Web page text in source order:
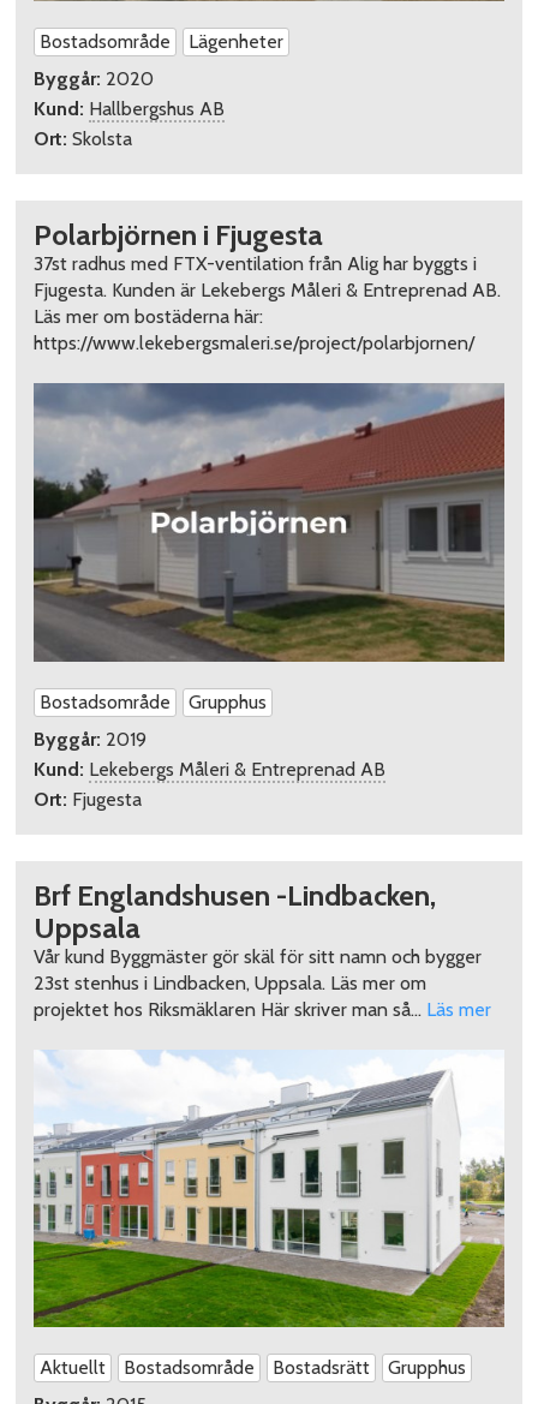
Bostadsområde
Lägenheter
Byggår: 2020
Kund: Hallbergshus AB
Ort: Skolsta
Polarbjörnen i Fjugesta
37st radhus med FTX-ventilation från Alig har byggts i
Fjugesta. Kunden är Lekebergs Måleri & Entreprenad AB.
Läs mer om bostäderna här:
https://www.lekebergsmaleri.se/project/polarbjornen/
Bostadsområde
Grupphus
Byggår: 2019
Kund: Lekebergs Måleri & Entreprenad AB
Ort: Fjugesta
Brf Englandshusen -Lindbacken,
Uppsala
Vår kund Byggmäster gör skäl för sitt namn och bygger
23st stenhus i Lindbacken, Uppsala. Läs mer om
projektet hos Riksmäklaren Här skriver man så… Läs mer
Aktuellt Bostadsområde Bostadsrätt
Grupphus